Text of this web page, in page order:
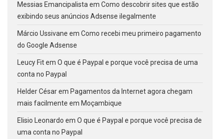
Messias Emancipalista em Como descobrir sites que estão
exibindo seus anúncios Adsense ilegalmente
Márcio Ussivane em Como recebi meu primeiro pagamento
do Google Adsense
Leucy Fitem O que é Paypal e porque você precisa de uma
conta no Paypal
Helder Césarem Pagamentos da Internet agora chegam
mais facilmente em Moçambique
Elisio Leonardo em O que é Paypal e porque você precisa de
uma conta no Paypal